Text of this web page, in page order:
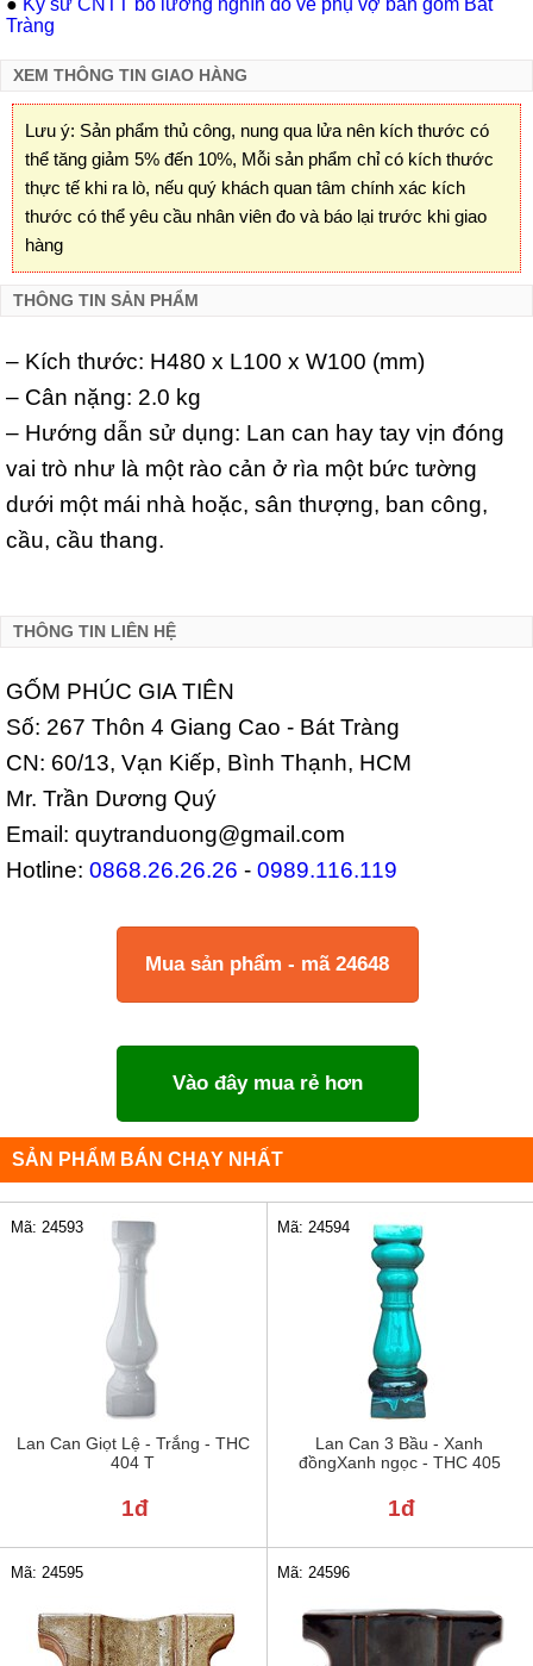
● Kỹ sư CNTT bỏ lương nghìn đô về phụ vợ bán gốm Bát
Tràng
XEM THÔNG TIN GIAO HÀNG
Lưu ý: Sản phẩm thủ công, nung qua lửa nên kích thước có
thể tăng giảm 5% đến 10%, Mỗi sản phẩm chỉ có kích thước
thực tế khi ra lò, nếu quý khách quan tâm chính xác kích
thước có thể yêu cầu nhân viên đo và báo lại trước khi giao
hàng
THÔNG TIN SẢN PHẨM
– Kích thước: H480 x L100 x W100 (mm)
– Cân nặng: 2.0 kg
– Hướng dẫn sử dụng: Lan can hay tay vịn đóng
vai trò như là một rào cản ở rìa một bức tường
dưới một mái nhà hoặc, sân thượng, ban công,
cầu, cầu thang.
THÔNG TIN LIÊN HỆ
GỐM PHÚC GIA TIÊN
Số: 267 Thôn 4 Giang Cao - Bát Tràng
CN: 60/13, Vạn Kiếp, Bình Thạnh, HCM
Mr. Trần Dương Quý
Email: quytranduong@gmail.com
Hotline: 0868.26.26.26 - 0989.116.119
Mua sản phẩm - mã 24648
Vào đây mua rẻ hơn
SẢN PHẨM BÁN CHẠY NHẤT
Lan Can Giọt Lệ - Trắng - THC
404 T
Mã: 24593
1đ
Lan Can 3 Bầu - Xanh
đồngXanh ngọc - THC 405
Mã: 24594
1đ
Mã: 24595 Mã: 24596